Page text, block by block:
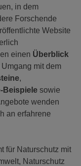
in dem
Forschende
Website
einen Überblick
Umgang mit dem
,
Beispiele sowie
wenden
an erfahrene
für Naturschutz mit
Naturschutz